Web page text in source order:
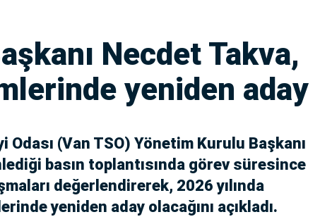
Necdet Takva,
yeniden aday
Odası (Van TSO) Yönetim Kurulu Başkanı
basın toplantısında görev süresince
değerlendirerek, 2026 yılında
yeniden aday olacağını açıkladı.